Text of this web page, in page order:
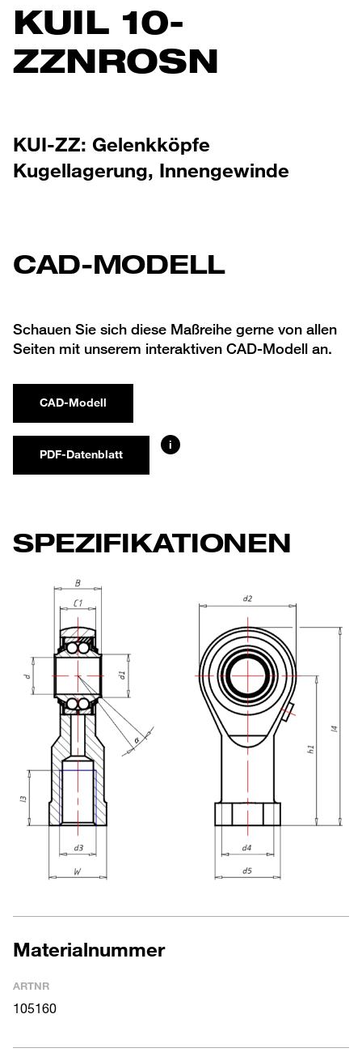
KUIL 10-
ZZNROSN
KUI-ZZ: Gelenkköpfe
Kugellagerung, Innengewinde
CAD-MODELL
Schauen Sie sich diese Maßreihe gerne von allen
Seiten mit unserem interaktiven CAD-Modell an.
CAD-Modell
PDF-Datenblatt
i
SPEZIFIKATIONEN
Materialnummer
ARTNR
105160